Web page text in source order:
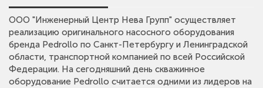
ООО "Инженерный Центр Нева Групп" осуществляет
реализацию оригинального насосного оборудования
бренда Pedrollo по Санкт-Петербургу и Ленинградской
области, транспортной компанией по всей Российской
Федерации. На сегодняшний день скважинное
оборудование Pedrollo считается одними из лидеров на
Компания Pedrollo – это частная компания с головным
офисом в Италии. Pedrollo (Педролло) владеет семья
Сильвано Педролло, который основал компанию в
1974 г.